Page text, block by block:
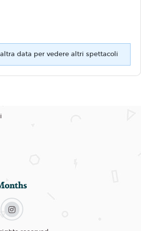
data per vedere altri spettacoli